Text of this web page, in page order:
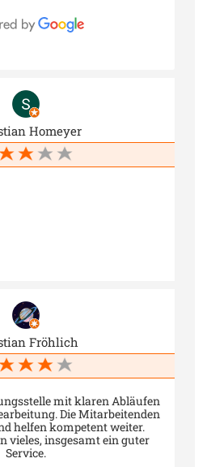
Homeyer
Fröhlich
mit klaren Abläufen
Die Mitarbeitenden
helfen kompetent weiter.
vieles, insgesamt ein guter
Service.